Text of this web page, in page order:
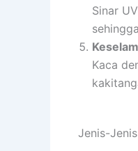
Sinar
Kaca
Jenis-Jenis